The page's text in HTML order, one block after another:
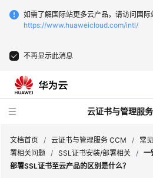
如需了解国际站更多云产品，请访问国际
https://www.huaweicloud.com/intl/
不再显示此消息
云证书与管理服
文档首页 / 云证书与管理服务 CCM / 常
署相关问题 / SSL证书安装/部署相关 / 一
部署SSL证书至云产品的区别是什么？